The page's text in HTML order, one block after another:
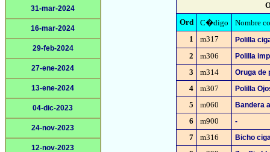
31-mar-2024
16-mar-2024
29-feb-2024
27-ene-2024
13-ene-2024
04-dic-2023
24-nov-2023
12-nov-2023
Ord
C�digo
Nombre
1
m317 Polilla
2 m306 Polilla
3 m314 Oruga de
4 m307 Polilla
5 m060 Bandera
6 m900 -
7 m316 Bicho